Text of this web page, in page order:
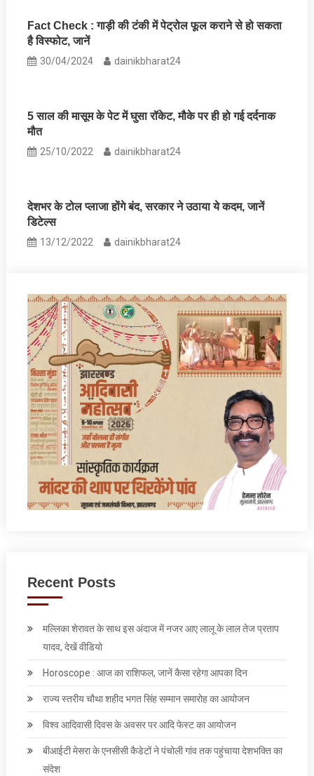
Fact Check : गाड़ी की टंकी में पेट्रोल फूल कराने से हो सकता
है विस्‍फोट, जानें
30/04/2024 dainikbharat24
5 साल की मासूम के पेट में घुसा रॉकेट, मौके पर ही हो गई दर्दनाक
मौत
25/10/2022 dainikbharat24
देशभर के टोल प्लाजा होंगे बंद, सरकार ने उठाया ये कदम, जानें
डिटेल्स
13/12/2022 dainikbharat24
Recent Posts
मल्लिका शेरावत के साथ इस अंदाज में नजर आए लालू के लाल तेज प्रताप
यादव, देखें वीडियो
Horoscope : आज का राशिफल, जानें कैसा रहेगा आपका दिन
राज्य स्तरीय चौथा शहीद भगत सिंह सम्मान समारोह का आयोजन
विश्व आदिवासी दिवस के अवसर पर आदि फेस्‍ट का आयोजन
बीआईटी मेसरा के एनसीसी कैडेटों ने पंचोली गांव तक पहुंचाया देशभक्ति का
संदेश